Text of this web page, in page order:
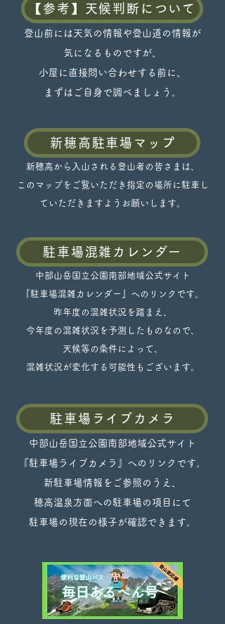
【参考】天候判断について
登山前には天気の情報や登山道の情報が
気になるものですが、
小屋に直接問い合わせする前に、
まずはご自身で調べましょう。
新穂高駐車場マップ
新穂高から入山される登山者の皆さまは、
このマップをご覧いただき指定の場所に駐車し
ていただきますようお願いします。
駐車場混雑カレンダー
中部山岳国立公園南部地域公式サイト
​『駐車場混雑カレンダー』へのリンクです。
昨年度の混雑状況を踏まえ、
今年度の混雑状況を予測したものなので、
天候等の条件によって、
混雑状況が変化する可能性もございます。
駐車場ライブカメラ
中部山岳国立公園南部地域公式サイト
駐車場ライブカメラ』へのリンクです。
新駐車場情報をご参照のうえ、
穂高温泉方面への駐車場の項目にて
​駐車場の現在の様子が確認できます。